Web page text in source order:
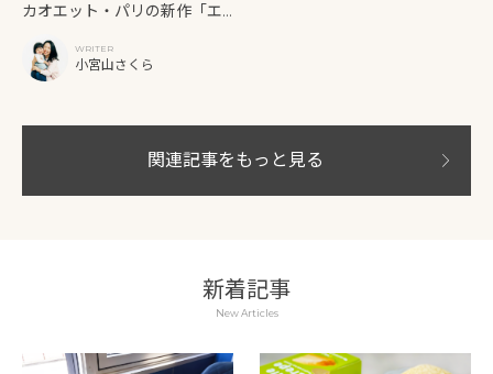
カオエット・パリの新作「エ
スの香り。
WRITER
小宮山さくら
関連記事をもっと見る
新着記事
New Articles